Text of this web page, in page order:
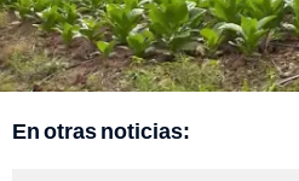
En otras noticias: